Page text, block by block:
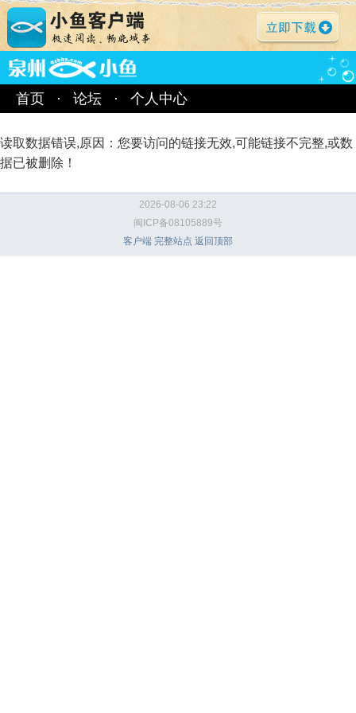
首页 · 论坛 · 个人中心
读取数据错误,原因：您要访问的链接无效,可能链接不完整,或数
据已被删除！
2026-08-06 23:22
闽ICP备08105889号
客户端 完整站点 返回顶部